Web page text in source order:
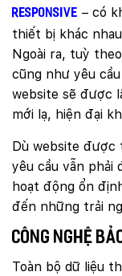
responsive – có
thiết bị khác
Ngoài ra, tuỳ
cũng như yêu
website sẽ được
mới lạ, hiện đại
Dù website
yêu cầu vẫn phải
hoạt động ổn
đến những trải
Công nghệ
Toàn bộ dữ liệu